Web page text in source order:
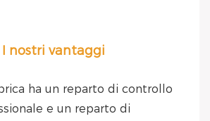
I nostri vantaggi
ha un reparto di controllo
e un reparto di